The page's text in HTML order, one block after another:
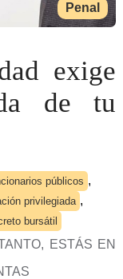
Penal
exige
de tu
públicos ,
privilegiada ,
bursátil
ESTÁS EN